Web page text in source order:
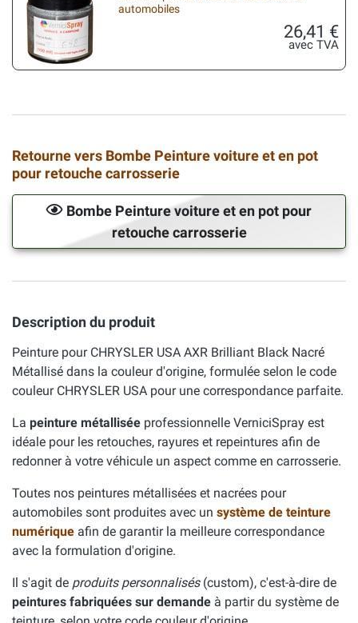
automobiles
26,41 €
avec TVA
Retourne vers Bombe Peinture voiture et en pot
pour retouche carrosserie
Bombe Peinture voiture et en pot pour
retouche carrosserie
Description du produit
Peinture pour CHRYSLER USA AXR Brilliant Black Nacré
Métallisé dans la couleur d'origine, formulée selon le code
couleur CHRYSLER USA pour une correspondance parfaite.
La peinture métallisée professionnelle VerniciSpray est
idéale pour les retouches, rayures et repeintures afin de
redonner à votre véhicule un aspect comme en carrosserie.
Toutes nos peintures métallisées et nacrées pour
automobiles sont produites avec un système de teinture
numérique afin de garantir la meilleure correspondance
avec la formulation d'origine.
Il s'agit de produits personnalisés(custom), c'est-à-dire de
peintures fabriquées sur demande à partir du système de